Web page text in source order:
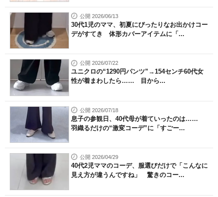
公開 2026/06/13
30代1児のママ、初夏にぴったりなお出かけコー
デがすてき 体形カバーアイテムに「...
公開 2026/07/22
ユニクロの“1290円パンツ”→154センチ60代女
性が着まわしたら…… 目から...
公開 2026/07/18
息子の参観日、40代母が着ていったのは……
羽織るだけの“激変コーデ”に「すごー...
公開 2026/04/29
40代2児ママのコーデ、服選びだけで「こんなに
見え方が違うんですね」 驚きのコー...